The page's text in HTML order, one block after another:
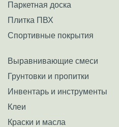
Паркетная доска
Плитка ПВХ
Спортивные покрытия
Выравнивающие смеси
Грунтовки и пропитки
Инвентарь и инструменты
Клеи
Краски и масла